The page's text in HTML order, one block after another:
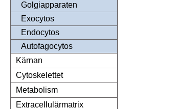
Golgiapparaten
Exocytos
Endocytos
Autofagocytos
Kärnan
Cytoskelettet
Metabolism
Extracellulärmatrix